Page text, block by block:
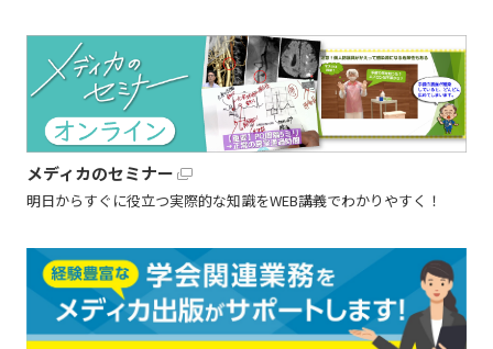
メディカのセミナー
明日からすぐに役立つ実際的な知識をWEB講義でわかりやすく！